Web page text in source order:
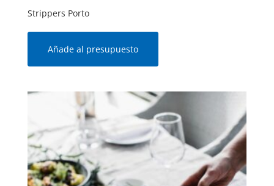
Strippers Porto
Añade al presupuesto